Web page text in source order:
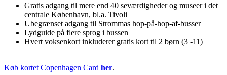
Gratis adgang til mere end 40 seværdigheder og museer i det
centrale København, bl.a. Tivoli
Ubegrænset adgang til Strommas hop-på-hop-af-busser
Lydguide på flere sprog i bussen
Hvert voksenkort inkluderer gratis kort til 2 børn (3 -11)
Køb kortet Copenhagen Card her.